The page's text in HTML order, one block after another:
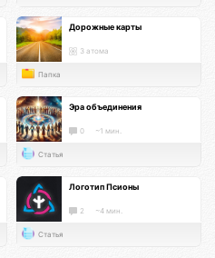
Дорожные карты
3 атома
Папка
Эра объединения
0 ~1 мин.
Статья
Логотип Псионы
2 ~4 мин.
Статья